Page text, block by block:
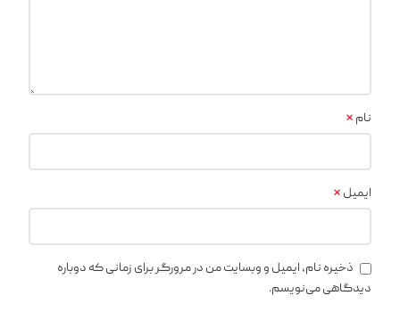
نام *
ایمیل *
ذخیره نام، ایمیل و وبسایت من در مرورگر برای زمانی که دوباره
دیدگاهی می‌نویسم.